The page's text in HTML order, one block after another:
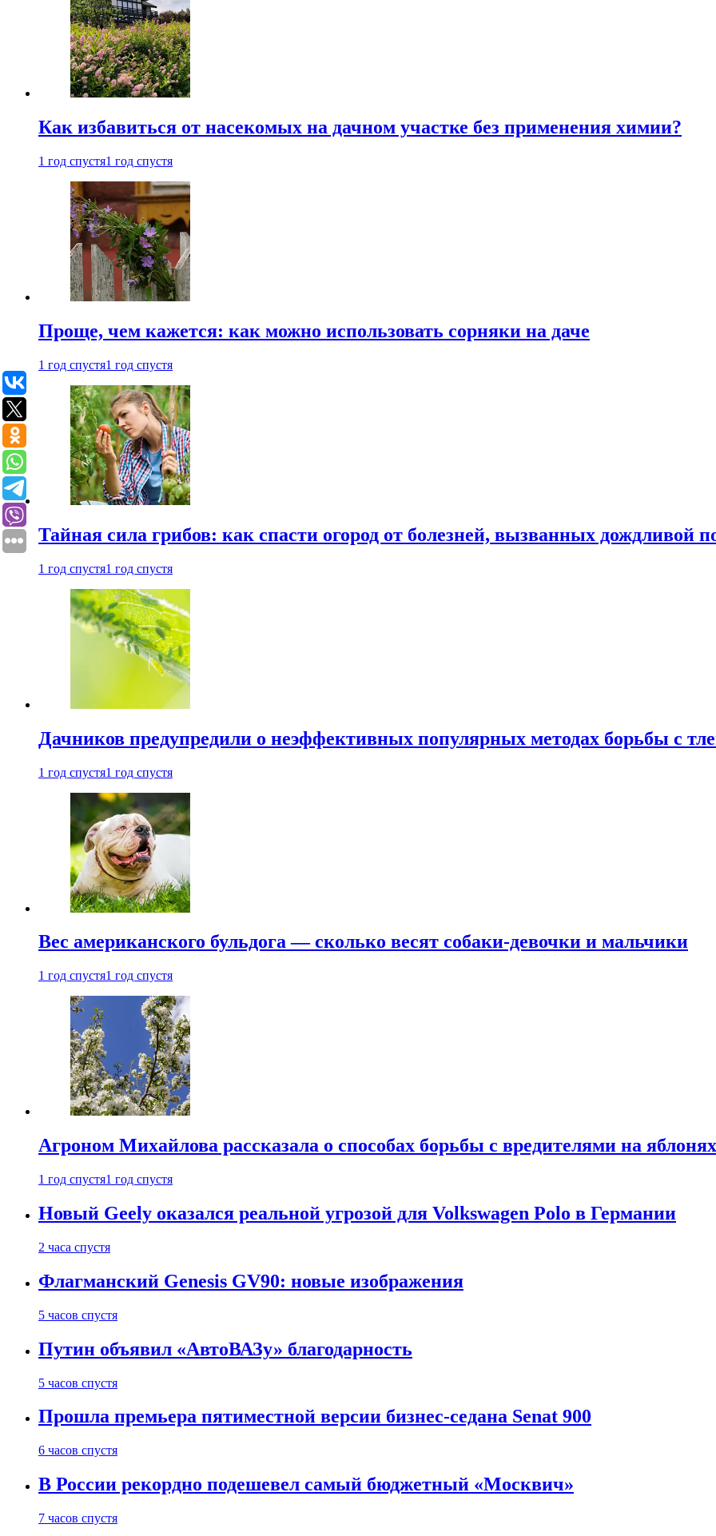
Как избавиться от насекомых на дачном участке без применения химии?
1 год спустя1 год спустя
Проще, чем кажется: как можно использовать сорняки на даче
1 год спустя1 год спустя
Тайная сила грибов: как спасти огород от болезней, вызванных дождливой
1 год спустя1 год спустя
Дачников предупредили о неэффективных популярных методах борьбы с
1 год спустя1 год спустя
Вес американского бульдога — сколько весят собаки-девочки и мальчики
1 год спустя1 год спустя
Агроном Михайлова рассказала о способах борьбы с вредителями на яблонях
1 год спустя1 год спустя
Новый Geely оказался реальной угрозой для Volkswagen Polo в Германии
2 часа спустя
Флагманский Genesis GV90: новые изображения
5 часов спустя
Путин объявил «АвтоВАЗу» благодарность
5 часов спустя
Прошла премьера пятиместной версии бизнес-седана Senat 900
6 часов спустя
В России рекордно подешевел самый бюджетный «Москвич»
7 часов спустя